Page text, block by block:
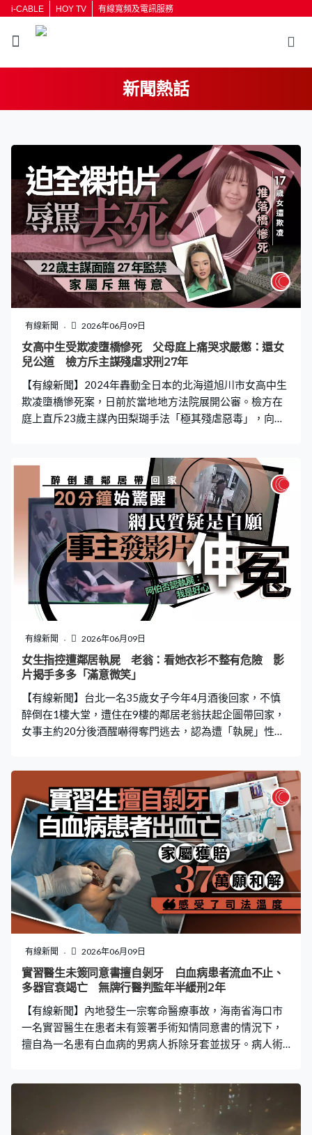
i-CABLE HOY TV 有線寬頻及電訊服務
新聞熱話
按輸入鍵開始搜尋
有線新聞 2026年06月09日
女高中生受欺凌墮橋慘死 父母庭上痛哭求嚴懲：還女
兒公道 檢方斥主謀殘虐求刑27年
【有線新聞】2024年轟動全日本的北海道旭川市女高中生
欺凌墮橋慘死案，日前於當地地方法院展開公審。檢方在
庭上直斥23歲主謀內田梨瑚手法「極其殘虐惡毒」，向法
女兒所期望的判決。拜託大家了！」 主犯拒認謀殺：佢自
己跳 共犯指證「親手推落橋」 本案另有3名共犯，其中
現年21歲的小西優花早前已被判囚23年（見文末連結），
另有兩名案發時僅16歲的少年少女被送往少年院。雖然內
田在庭上百般狡辯，聲稱死者是「自己跳下去的」，極力
否認殺人意圖，但共犯小西優花出庭時指證，是內田在橋
上「親手將死者推落水」。 隨著審訊推進，內田梨瑚的背
景亦遭「起底」，有日媒揭發她曾涉嫌非法販賣藥物、與
當地黑社會集團關係密切，甚至在案發前與旭川中央警察
署的執法人員爆出婚外情，複雜背景令人咋舌。 家屬陳詞
字字血淚 悲慟控訴：請對那傢伙作出判決 在6月8日的公
審中，法庭宣讀了死者母親的陳詞，字裡行間充滿了未能
保護女兒的自責。「對我而言，最痛苦的莫過於失去親生
保護好女兒。」她形容每當
有線新聞 2026年06月09日
女生指控遭鄰居執屍 老翁：看她衣衫不整有危險 影
片揭手多多「滿意微笑」
【有線新聞】台北一名35歲女子今年4月酒後回家，不慎
醉倒在1樓大堂，遭住在9樓的鄰居老翁扶起企圖帶回家，
女事主約20分後酒醒嚇得奪門逃去，認為遭「執屍」性騷
民熱議。 老翁期間脫下外衣 上身僅剩背心白底衫 事發在
今年4月間於台北中山區某社區大樓，邱姓女事主居住在8
樓，當天凌晨醉倒在1樓大廳，當時老翁將邱女扶起，帶回
自己居住的9樓，期間居然脫下外衣，上身僅剩背心底衫。
據指邱女被帶入屋後約20分鐘後驚醒後，掙扎著要回8
樓，一度發生肢體拉扯，幾經波折才能回家。 之後邱女在
母親陪同下於管委會與對方會面，並通知轄區派出所員警
到場。邱母當場質問老翁「當下為何不報警？為何要帶她
到9樓？」對方則辯指是「看她衣衫不整有危險」，好心才
帶她到9樓，「想說從9樓可以下去8樓」，邱母立即反問
「電梯裡拍到你毛手毛腳」、「她在1樓大廳為什麼會有危
險？你就不應該去觸碰她」。 網民質疑沒有反抗 事主驚
訝「檢討受害者」 邱女質疑對方當天「為甚麼要把人帶回
現樓層到了8樓，老翁卻
有線新聞 2026年06月09日
實習醫生未簽同意書擅自剝牙 白血病患者流血不止、
多器官衰竭亡 無牌行醫判監年半緩刑2年
【有線新聞】內地發生一宗奪命醫療事故，海南省海口市
一名實習醫生在患者未有簽署手術知情同意書的情況下，
擅自為一名患有白血病的男病人拆除牙套並拔牙。病人術
對案件作出宣判，判處被告有期徒刑一年半、緩刑兩年。
未簽同意書擅自拔牙 成死亡導火線？ 案發於2024年4
月，涉案的實習醫生黃男在一間口腔診所實習，當時尚未